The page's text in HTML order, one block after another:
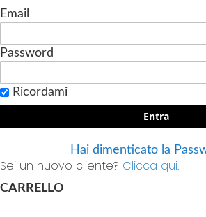
Email
Password
Ricordami
Entra
Hai dimenticato la
Sei un nuovo cliente? Clicca qui.
CARRELLO